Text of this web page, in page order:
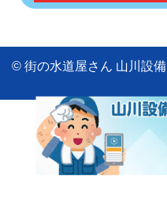
© 街の水道屋さん 山川設備